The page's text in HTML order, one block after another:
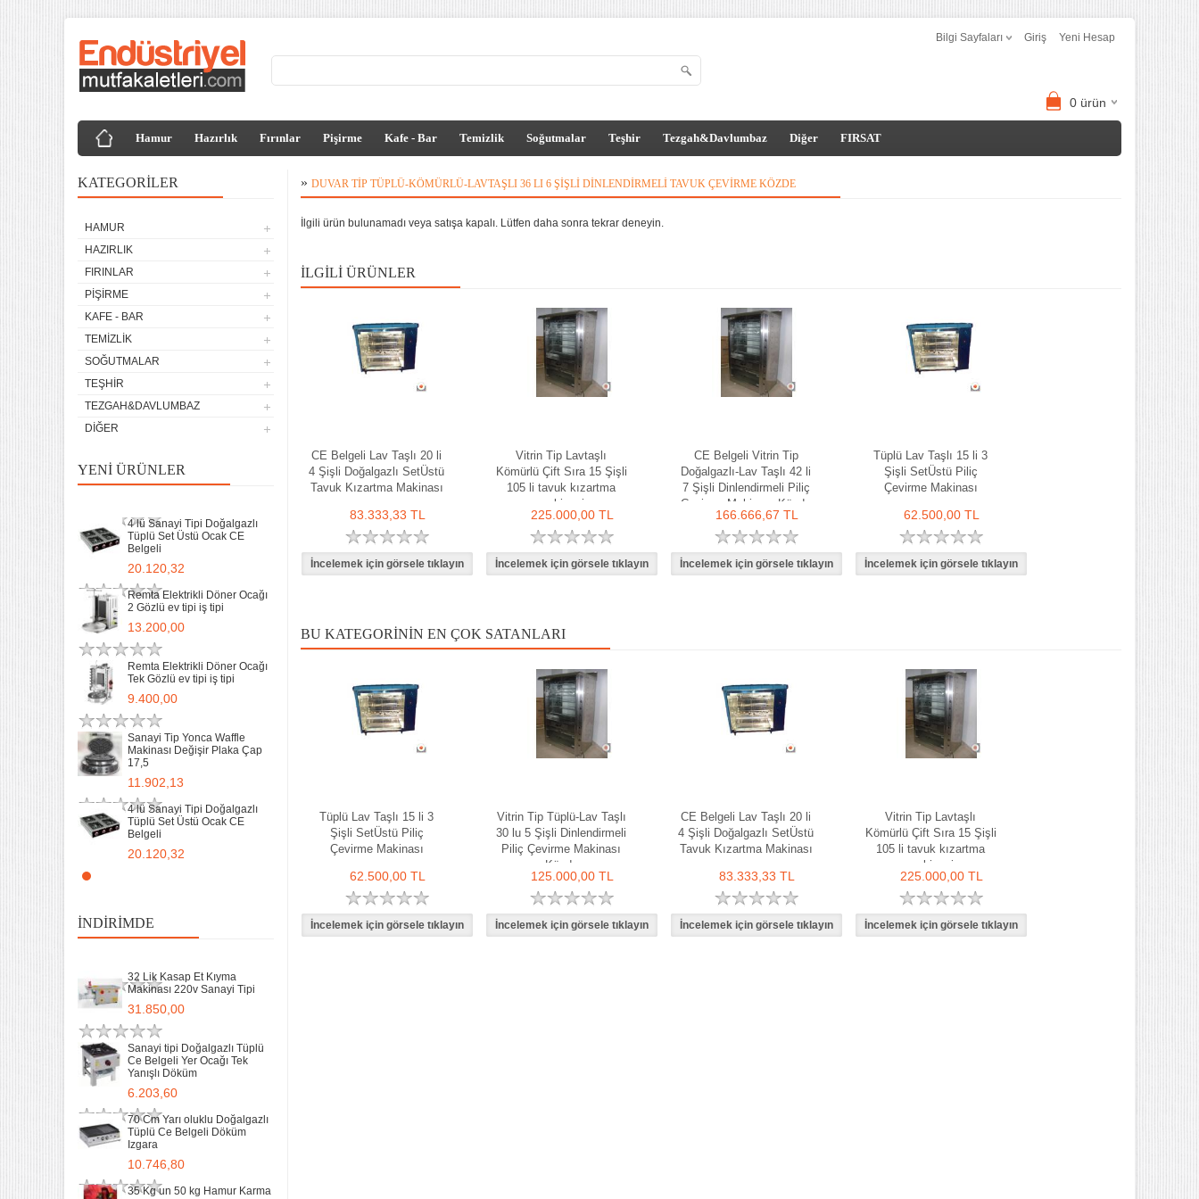
Bilgi Sayfaları Giriş Yeni Hesap
0 ürün
Hamur Hazırlık Fırınlar Pişirme Kafe - Bar Temizlik Soğutmalar Teşhir Tezgah&Davlumbaz Diğer FIRSAT
KATEGORILER
HAMUR
HAZIRLIK
FIRINLAR
PIŞIRME
KAFE - BAR
TEMIZLIK
SOĞUTMALAR
TEŞHIR
TEZGAH&DAVLUMBAZ
DIĞER
YENI ÜRÜNLER
Tüplü Set Üstü Ocak CE
Remta Elektrikli Döner Ocağı
2 Gözlü ev tipi iş tipi
13.200,00
Remta Elektrikli Döner Ocağı
9.400,00
Makinası Değişir Plaka Çap
17,5
4 lü Sanayi Tipi Doğalgazlı
Tüplü Set Üstü Ocak CE
Belgeli
20.120,32
Remta Elektrikli Döner Ocağı
2 Gözlü ev tipi iş tipi
13.200,00
Remta Elektrikli Döner Ocağı
Tek Gözlü ev tipi iş tipi
9.400,00
Sanayi Tip Yonca Waffle
Makinası Değişir Plaka Çap
17,5
11.902,13
4 lü Sanayi Tipi Doğalgazlı
Tüplü Set Üstü Ocak CE
Belgeli
20.120,32
9.400,00
Sanayi Tip Yonca Waffle
Makinası Değişir Plaka Çap
17,5
11.902,13
İNDIRIMDE
32 Lik Kasap Et Kıyma
Makinası 220v Sanayi Tipi
31.850,00
Sanayi tipi Doğalgazlı Tüplü
Ce Belgeli Yer Ocağı Tek
Yanışlı Döküm
6.203,60
70 Cm Yarı oluklu Doğalgazlı
Tüplü Ce Belgeli Döküm
Izgara
Makinesi Yatık Kazan
Devirmeli Tekerlekli Ozay
32 Lik Kasap Et Kıyma
Makinası 220v Sanayi Tipi
31.850,00
Sanayi tipi Doğalgazlı Tüplü
Ce Belgeli Yer Ocağı Tek
Yanışlı Döküm
6.203,60
70 Cm Yarı oluklu Doğalgazlı
Tüplü Ce Belgeli Döküm
Izgara
10.746,80
35 Kg un 50 kg Hamur Karma
» DUVAR TIP TÜPLÜ-KÖMÜRLÜ-LAVTAŞLI 36 LI 6 ŞIŞLI DINLENDIRMELI TAVUK ÇEVIRME KÖZDE
İlgili ürün bulunamadı veya satışa kapalı. Lütfen daha sonra tekrar deneyin.
İLGILI ÜRÜNLER
CE Belgeli Lav Taşlı 20 li
4 Şişli Doğalgazlı SetÜstü
Tavuk Kızartma Makinası
83.333,33 TL
Vitrin Tip Lavtaşlı
Kömürlü Çift Sıra 15 Şişli
105 li tavuk kızartma
makinesi
225.000,00 TL
CE Belgeli Vitrin Tip
Doğalgazlı-Lav Taşlı 42 li
7 Şişli Dinlendirmeli Piliç
Çevirme Makinası Közde
166.666,67 TL
Tüplü Lav Taşlı 15 li 3
Şişli SetÜstü Piliç
Çevirme Makinası
62.500,00 TL
BU KATEGORININ EN ÇOK SATANLARI
Tüplü Lav Taşlı 15 li 3
Şişli SetÜstü Piliç
Çevirme Makinası
62.500,00 TL
Vitrin Tip Tüplü-Lav Taşlı
30 lu 5 Şişli Dinlendirmeli
Piliç Çevirme Makinası
Közde
125.000,00 TL
CE Belgeli Lav Taşlı 20 li
4 Şişli Doğalgazlı SetÜstü
Tavuk Kızartma Makinası
83.333,33 TL
Vitrin Tip Lavtaşlı
Kömürlü Çift Sıra 15 Şişli
105 li tavuk kızartma
makinesi
225.000,00 TL